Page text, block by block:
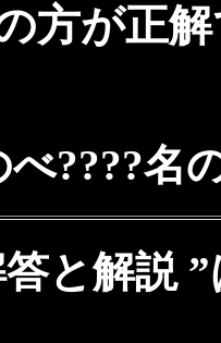
方が正
べ????名
と解説 ”